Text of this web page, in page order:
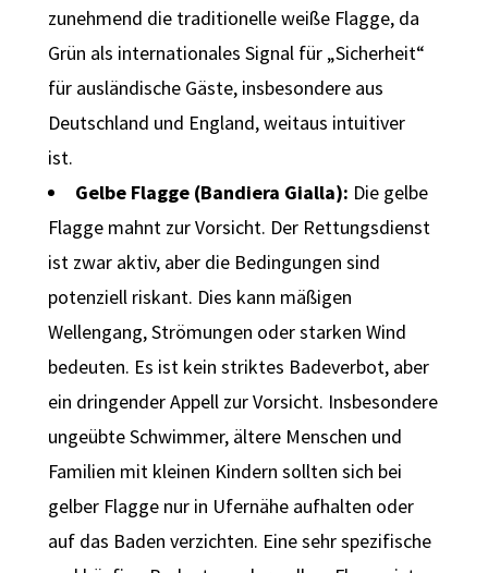
zunehmend die traditionelle weiße Flagge, da
Grün als internationales Signal für „Sicherheit“
für ausländische Gäste, insbesondere aus
Deutschland und England, weitaus intuitiver
ist.
Gelbe Flagge (Bandiera Gialla): Die gelbe
Flagge mahnt zur Vorsicht. Der Rettungsdienst
ist zwar aktiv, aber die Bedingungen sind
potenziell riskant. Dies kann mäßigen
Wellengang, Strömungen oder starken Wind
bedeuten. Es ist kein striktes Badeverbot, aber
ein dringender Appell zur Vorsicht. Insbesondere
ungeübte Schwimmer, ältere Menschen und
Familien mit kleinen Kindern sollten sich bei
gelber Flagge nur in Ufernähe aufhalten oder
auf das Baden verzichten. Eine sehr spezifische